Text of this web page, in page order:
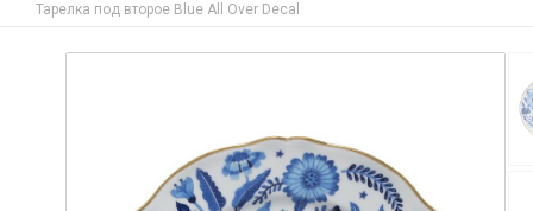
Тарелка под второе Blue All Over Decal